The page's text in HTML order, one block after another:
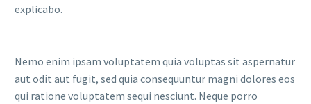
explicabo.
Nemo enim ipsam voluptatem quia voluptas sit aspernatur
aut odit aut fugit, sed quia consequuntur magni dolores eos
qui ratione voluptatem sequi nesciunt. Neque porro